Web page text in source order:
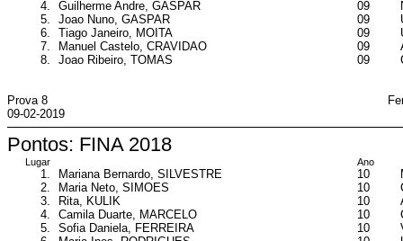
4. Guilherme Andre, GASPAR 09
5.
Joao Nuno, GASPAR 09
6.
Tiago Janeiro, MOITA 09
7.
Manuel Castelo, CRAVIDAO 09
8.
Joao Ribeiro, TOMAS 09
Prova 8
09-02-2019
Pontos: FINA 2018
Lugar Ano
1. Mariana Bernardo, SILVESTRE 10
2.
Maria Neto, SIMOES 10
3.
Rita, KULIK 10
4.
Camila Duarte, MARCELO 10
5.
Sofia Daniela, FERREIRA 10